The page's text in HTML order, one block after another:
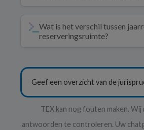
Wat is het verschil tussen
reserveringsruimte?
TEX kan nog fouten maken. Wij
antwoorden te controleren. Uw